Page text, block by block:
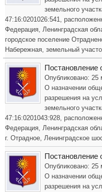
земельного
47:16:0201026:541,
Федерация, Ленинградская
городское поселение
Набережная, земельный
Постановление
Опубликовано: 25
О назначении
разрешения на
земельного
47:16:0201043:928,
Федерация, Ленинградская
г. Отрадное, Ленинградское
Постановление
Опубликовано: 25
О назначении
разрешения на